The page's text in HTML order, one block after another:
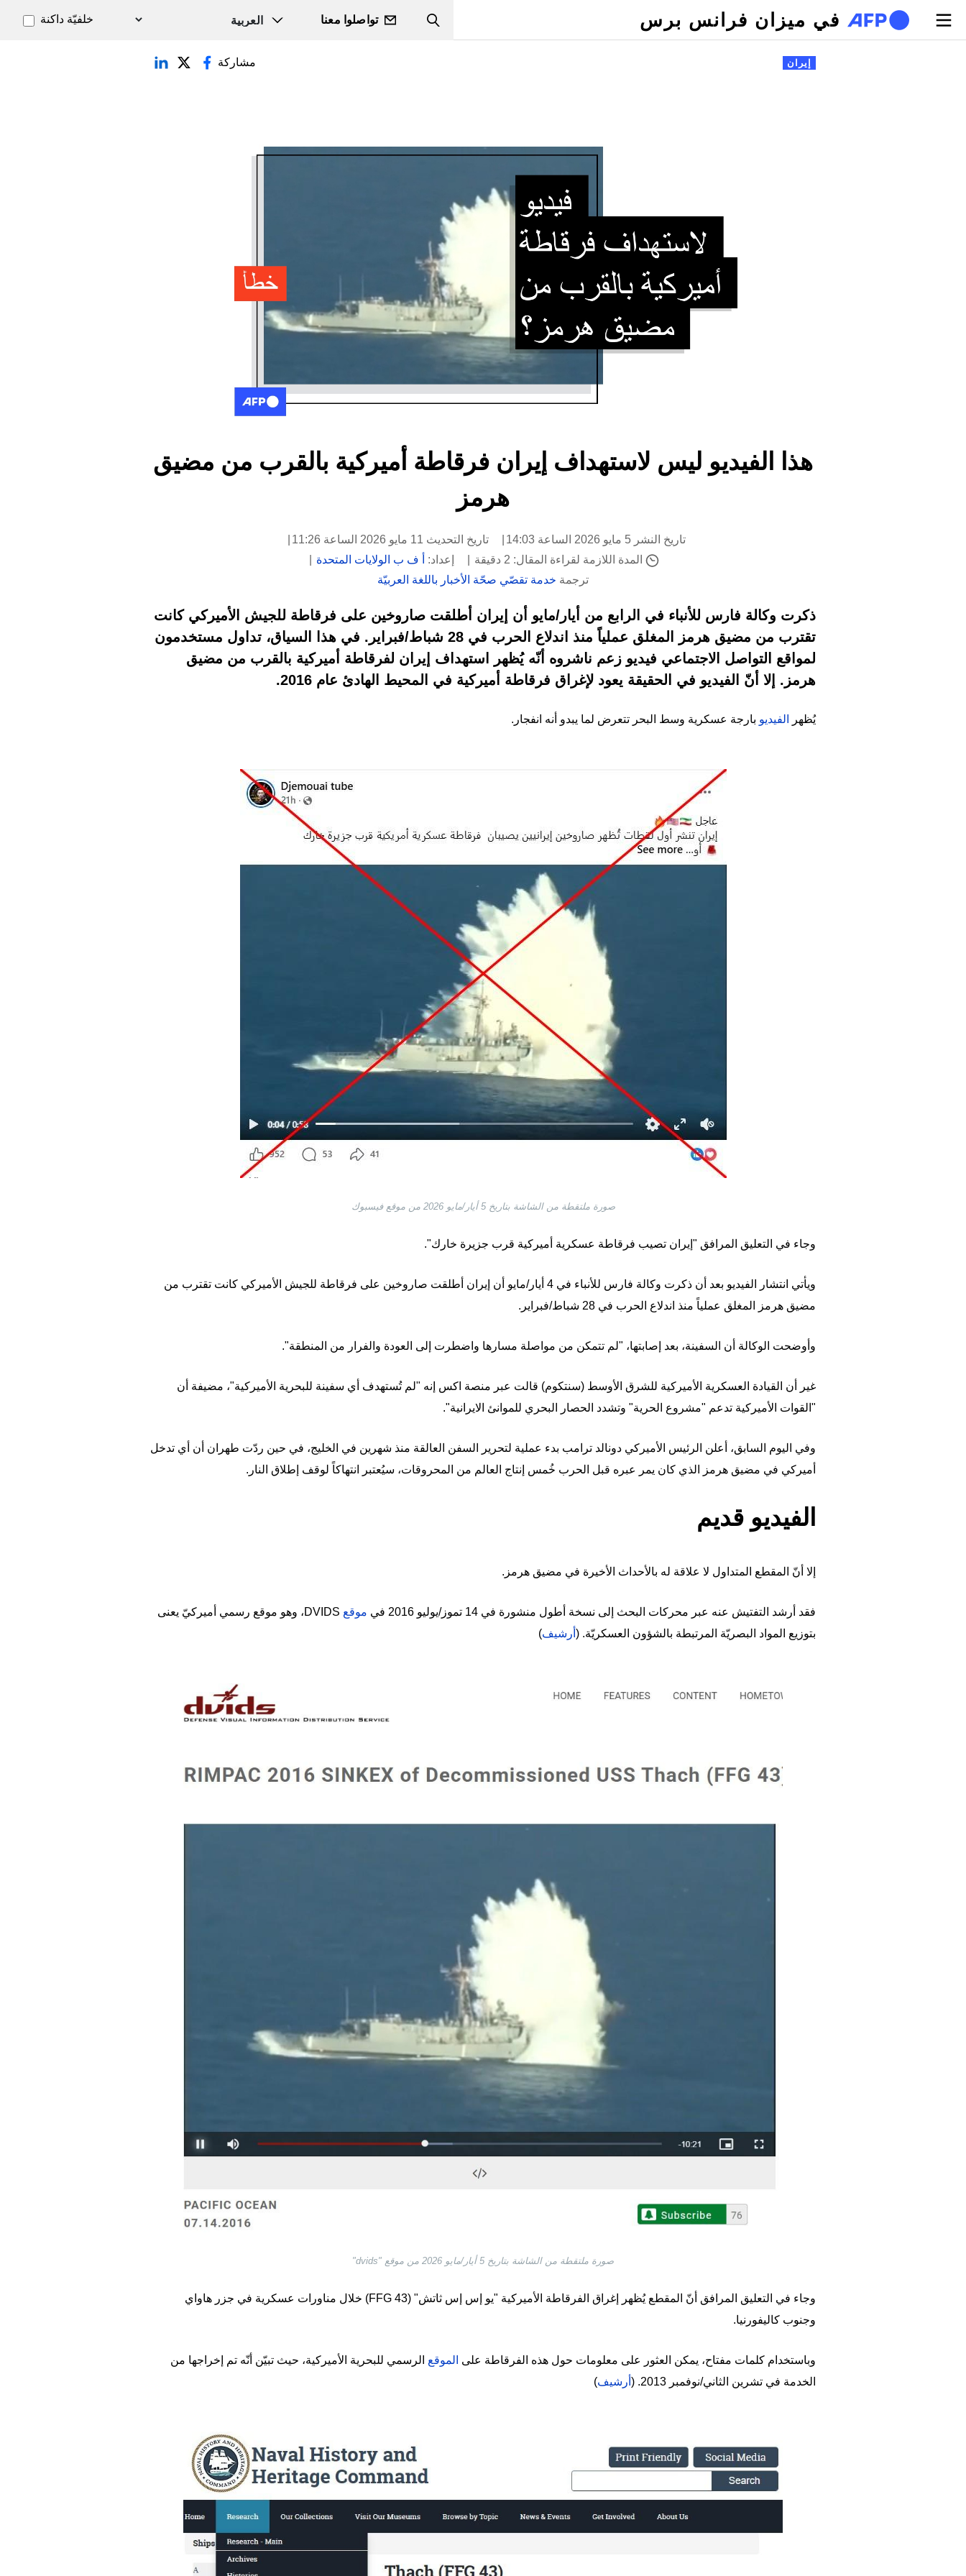
تجاوز إلى المحتوى الرئيسي
في ميزان فرانس برس Search
تواصلوا معنا خلفيّة داكنة
التبويبات الأساسية
إيران مشاركة
هذا الفيديو ليس لاستهداف إيران فرقاطة أميركية بالقرب من مضيق
هرمز
تاريخ النشر 5 مايو 2026 الساعة 14:03
تاريخ التحديث 11 مايو 2026 الساعة 11:26
المدة اللازمة لقراءة المقال: 2 دقيقة
إعداد:
أ ف ب الولايات المتحدة
ترجمة خدمة تقصّي صحّة الأخبار باللغة العربيّة
ذكرت وكالة فارس للأنباء في الرابع من أيار/مايو أن إيران أطلقت صاروخين على فرقاطة للجيش الأميركي كانت
تقترب من مضيق هرمز المغلق عملياً منذ اندلاع الحرب في 28 شباط/فبراير. في هذا السياق، تداول مستخدمون
لمواقع التواصل الاجتماعي فيديو زعم ناشروه أنّه يُظهر استهداف إيران لفرقاطة أميركية بالقرب من مضيق
هرمز. إلا أنّ الفيديو في الحقيقة يعود لإغراق فرقاطة أميركية في المحيط الهادئ عام 2016.
يُظهر الفيديو بارجة عسكرية وسط البحر تتعرض لما يبدو أنه انفجار.
صورة ملتقطة من الشاشة بتاريخ 5 أيار/مايو 2026 من موقع فيسبوك
وجاء في التعليق المرافق "إيران تصيب فرقاطة عسكرية أميركية قرب جزيرة خارك".
ويأتي انتشار الفيديو بعد أن ذكرت وكالة فارس للأنباء في 4 أيار/مايو أن إيران أطلقت صاروخين على فرقاطة للجيش الأميركي كانت تقترب من
مضيق هرمز المغلق عملياً منذ اندلاع الحرب في 28 شباط/فبراير.
وأوضحت الوكالة أن السفينة، بعد إصابتها، "لم تتمكن من مواصلة مسارها واضطرت إلى العودة والفرار من المنطقة".
غير أن القيادة العسكرية الأميركية للشرق الأوسط (سنتكوم) قالت عبر منصة اكس إنه "لم تُستهدف أي سفينة للبحرية الأميركية"، مضيفة أن
"القوات الأميركية تدعم "مشروع الحرية" وتشدد الحصار البحري للموانئ الايرانية".
وفي اليوم السابق، أعلن الرئيس الأميركي دونالد ترامب بدء عملية لتحرير السفن العالقة منذ شهرين في الخليج، في حين ردّت طهران أن أي تدخل
أميركي في مضيق هرمز الذي كان يمر عبره قبل الحرب خُمس إنتاج العالم من المحروقات، سيُعتبر انتهاكاً لوقف إطلاق النار.
الفيديو قديم
إلا أنّ المقطع المتداول لا علاقة له بالأحداث الأخيرة في مضيق هرمز.
فقد أرشد التفتيش عنه عبر محركات البحث إلى نسخة أطول منشورة في 14 تموز/يوليو 2016 في موقع
DVIDS، وهو موقع رسمي أميركيّ يعنى
بتوزيع المواد البصريّة المرتبطة بالشؤون العسكريّة. ( أرشيف)
صورة ملتقطة من الشاشة بتاريخ 5 أيار/مايو 2026 من موقع "dvids"
وجاء في التعليق المرافق أنّ المقطع يُظهر إغراق الفرقاطة الأميركية "يو إس إس ثاتش" (FFG 43) خلال مناورات عسكرية في جزر هاواي
وجنوب كاليفورنيا.
وباستخدام كلمات مفتاح، يمكن العثور على معلومات حول هذه الفرقاطة على الموقع الرسمي للبحرية الأميركية، حيث تبيّن أنّه تم إخراجها من
الخدمة في تشرين الثاني/نوفمبر 2013. (
أرشيف)